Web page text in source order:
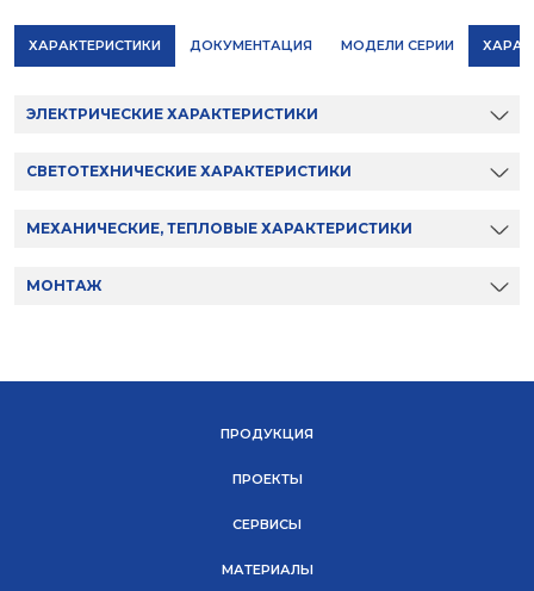
ХАРАКТЕРИСТИКИ ДОКУМЕНТАЦИЯ МОДЕЛИ СЕРИИ
ЭЛЕКТРИЧЕСКИЕ ХАРАКТЕРИСТИКИ
СВЕТОТЕХНИЧЕСКИЕ ХАРАКТЕРИСТИКИ
МЕХАНИЧЕСКИЕ, ТЕПЛОВЫЕ ХАРАКТЕРИСТИКИ
МОНТАЖ
ПРОДУКЦИЯ
ПРОЕКТЫ
СЕРВИСЫ
МАТЕРИАЛЫ